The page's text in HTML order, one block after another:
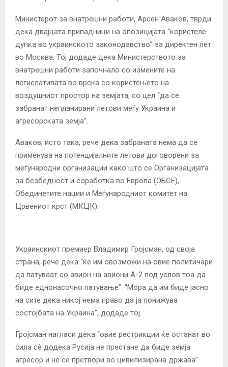
Министерот за внатрешни работи, Арсен Аваков, тврди
дека двајцата припадници на опозицијата “користеле
дупка во украинското законодавство” за директен лет
во Москва. Тој додаде дека Министерството за
внатрешни работи започнало со измените на
легислативата во врска со користењето на
воздушниот простор на земјата, со цел “да се
забранат непланирани летови меѓу Украина и
агресорската земја”.
Аваков, исто така, рече дека забраната нема да се
применува на потенцијалните летови договорени за
меѓународни организации како што се Организацијата
за безбедност и соработка во Европа (ОБСЕ),
Обединетите нации и Меѓународниот комитет на
Црвениот крст (МКЦК).
Украинскиот премиер Владимир Гројсман, од своја
страна, рече дека “ќе им овозможи на овие политичари
да патуваат со авион на авиони А-2 под услов тоа да
биде еднонасочно патување”. “Мора да им биде јасно
на сите дека никој нема право да ја понижува
состојбата на Украина”, додаде тој.
Гројсман нагласи дека “овие рестрикции ќе останат во
сила сè додека Русија не престане да биде земја
агресор и не се претвори во цивилизирана држава”.